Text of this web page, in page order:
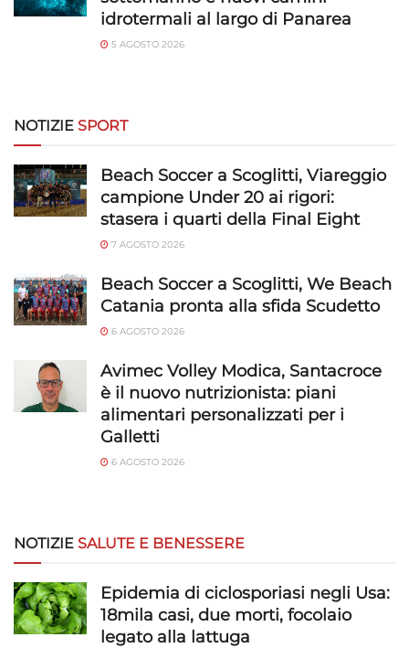
e presentare pubblicità e contenuto,
Salvare e comunicare le scelte sulla
Sempre attivo
idrotermali al largo di Panarea
5 AGOSTO 2026
NOTIZIE SPORT
Beach Soccer a Scoglitti, Viareggio
campione Under 20 ai rigori:
stasera i quarti della Final Eight
7 AGOSTO 2026
Beach Soccer a Scoglitti, We Beach
Catania pronta alla sfida Scudetto
6 AGOSTO 2026
Avimec Volley Modica, Santacroce
è il nuovo nutrizionista: piani
alimentari personalizzati per i
Galletti
6 AGOSTO 2026
NOTIZIE SALUTE E BENESSERE
Epidemia di ciclosporiasi negli Usa:
18mila casi, due morti, focolaio
legato alla lattuga